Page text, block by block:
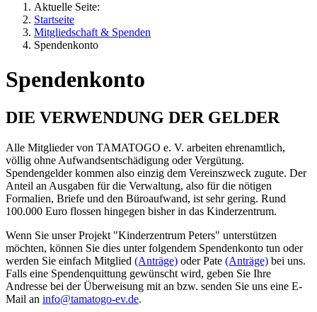
Aktuelle Seite:
Startseite
Mitgliedschaft & Spenden
Spendenkonto
Spendenkonto
DIE VERWENDUNG DER GELDER
Alle Mitglieder von TAMATOGO e. V. arbeiten ehrenamtlich,
völlig ohne Aufwandsentschädigung oder Vergütung.
Spendengelder kommen also einzig dem Vereinszweck zugute. Der
Anteil an Ausgaben für die Verwaltung, also für die nötigen
Formalien, Briefe und den Büroaufwand, ist sehr gering. Rund
100.000 Euro flossen hingegen bisher in das Kinderzentrum.
Wenn Sie unser Projekt "Kinderzentrum Peters" unterstützen
möchten, können Sie dies unter folgendem Spendenkonto tun oder
werden Sie einfach Mitglied (Anträge) oder Pate (Anträge) bei uns.
Falls eine Spendenquittung gewünscht wird, geben Sie Ihre
Andresse bei der Überweisung mit an bzw. senden Sie uns eine E-
Mail an info@tamatogo-ev.de.